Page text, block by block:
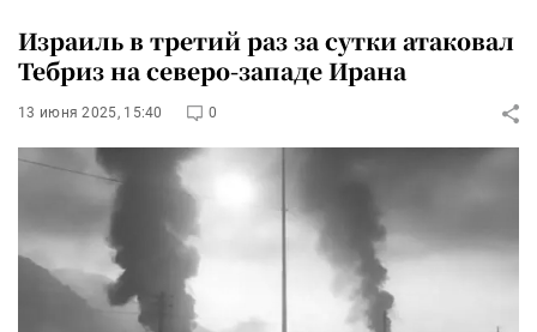
Израиль в третий раз за сутки атаковал
Тебриз на северо-западе Ирана
13 июня 2025, 15:40 0